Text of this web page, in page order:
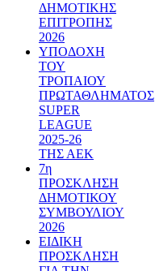
ΔΗΜΟΤΙΚΗΣ
ΕΠΙΤΡΟΠΗΣ
2026
ΥΠΟΔΟΧΗ
ΤΟΥ
ΤΡΟΠΑΙΟΥ
ΠΡΩΤΑΘΛΗΜΑΤΟΣ
SUPER
LEAGUE
2025-26
ΤΗΣ ΑΕΚ
7η
ΠΡΟΣΚΛΗΣΗ
ΔΗΜΟΤΙΚΟΥ
ΣΥΜΒΟΥΛΙΟΥ
2026
ΕΙΔΙΚΗ
ΠΡΟΣΚΛΗΣΗ